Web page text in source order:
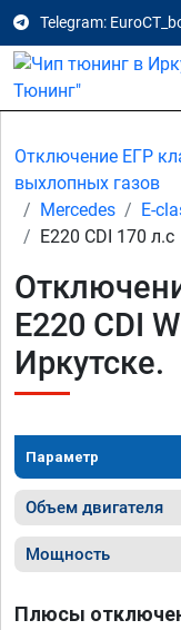
Telegram:
Отключение ЕГР
выхлопных газов
Mercedes
E-
E220 CDI 170 л.с
E220 CDI
Иркутске.
Параметр
Объем двигателя
Мощность
Плюсы